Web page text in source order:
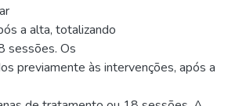
a alta, totalizando
sessões. Os
previamente às intervenções, após a